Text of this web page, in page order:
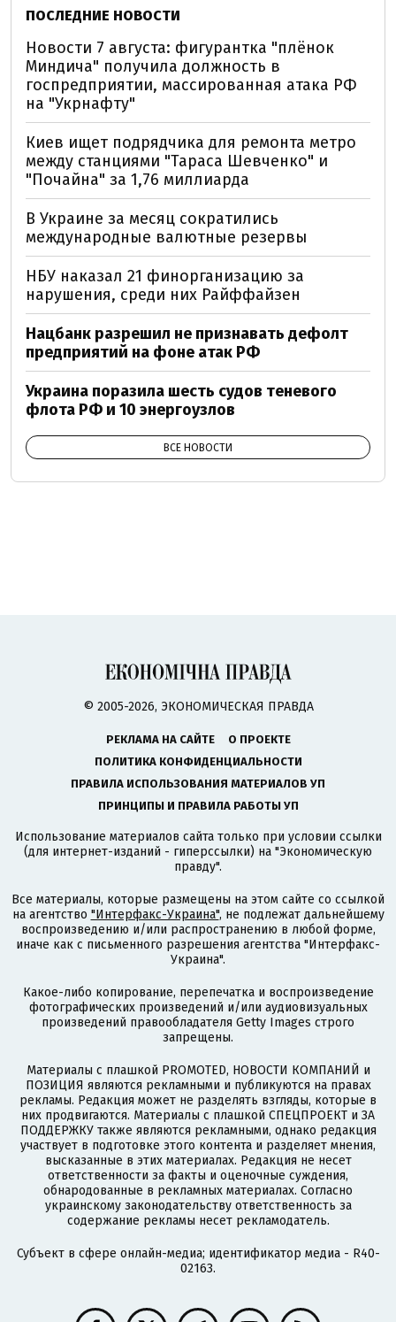
ПОСЛЕДНИЕ НОВОСТИ
Новости 7 августа: фигурантка "плёнок
Миндича" получила должность в
госпредприятии, массированная атака РФ
на "Укрнафту"
Киев ищет подрядчика для ремонта метро
между станциями "Тараса Шевченко" и
"Почайна" за 1,76 миллиарда
В Украине за месяц сократились
международные валютные резервы
НБУ наказал 21 финорганизацию за
нарушения, среди них Райффайзен
Нацбанк разрешил не признавать дефолт
предприятий на фоне атак РФ
Украина поразила шесть судов теневого
флота РФ и 10 энергоузлов
ВСЕ НОВОСТИ
© 2005-2026, ЭКОНОМИЧЕСКАЯ ПРАВДА
РЕКЛАМА НА САЙТЕ
О ПРОЕКТЕ
ПОЛИТИКА КОНФИДЕНЦИАЛЬНОСТИ
ПРАВИЛА ИСПОЛЬЗОВАНИЯ МАТЕРИАЛОВ УП
ПРИНЦИПЫ И ПРАВИЛА РАБОТЫ УП
Использование материалов сайта только при условии ссылки
(для интернет-изданий - гиперссылки) на "Экономическую
правду".
Все материалы, которые размещены на этом сайте со ссылкой
на агентство "Интерфакс-Украина", не подлежат дальнейшему
воспроизведению и/или распространению в любой форме,
иначе как с письменного разрешения агентства "Интерфакс-
Украина".
Какое-либо копирование, перепечатка и воспроизведение
фотографических произведений и/или аудиовизуальных
произведений правообладателя Getty Images строго
запрещены.
Материалы с плашкой PROMOTED, НОВОСТИ КОМПАНИЙ и
ПОЗИЦИЯ являются рекламными и публикуются на правах
рекламы. Редакция может не разделять взгляды, которые в
них продвигаются. Материалы с плашкой СПЕЦПРОЕКТ и ЗА
ПОДДЕРЖКУ также являются рекламными, однако редакция
участвует в подготовке этого контента и разделяет мнения,
высказанные в этих материалах. Редакция не несет
ответственности за факты и оценочные суждения,
обнародованные в рекламных материалах. Согласно
украинскому законодательству ответственность за
содержание рекламы несет рекламодатель.
Субъект в сфере онлайн-медиа; идентификатор медиа - R40-
02163.